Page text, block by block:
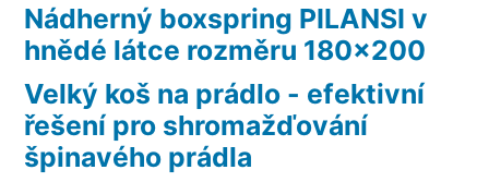
Nádherný boxspring PILANSI v
hnědé látce rozměru 180×200
Velký koš na prádlo - efektivní
řešení pro shromažďování
špinavého prádla